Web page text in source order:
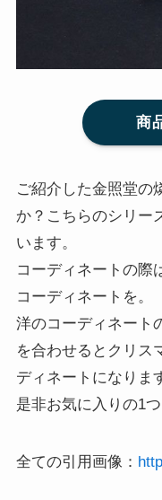
商
ご紹介した金照堂の
か？こちらのシリー
います。
コーディネートの際
コーディネートを。
洋のコーディネート
を合わせるとクリス
ディネートになりま
是非お気に入りの1
全ての引用画像：